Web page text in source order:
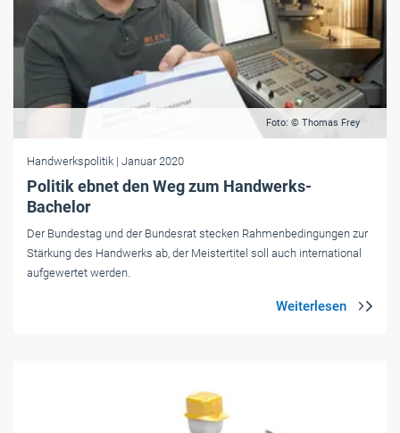
Foto: © Thomas Frey
Handwerkspolitik | Januar 2020
Politik ebnet den Weg zum Handwerks-
Bachelor
Der Bundestag und der Bundesrat stecken Rahmenbedingungen zur
Stärkung des Handwerks ab, der Meistertitel soll auch international
aufgewertet werden.